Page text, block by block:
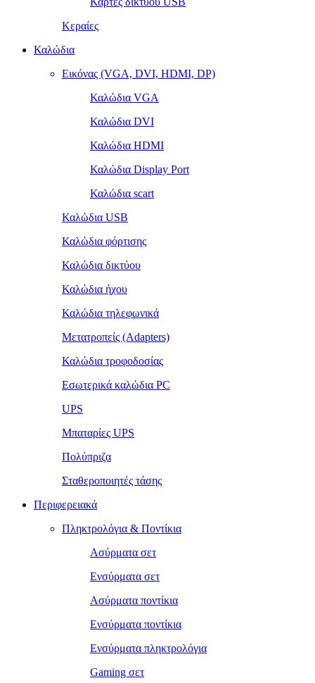
Κεραίες
Καλώδια
Εικόνας (VGA, DVI, HDMI, DP)
Καλώδια VGA
Καλώδια DVI
Καλώδια HDMI
Καλώδια Display Port
Καλώδια scart
Καλώδια USB
Καλώδια φόρτισης
Καλώδια δικτύου
Καλώδια ήχου
Καλώδια τηλεφωνικά
Μετατροπείς (Adapters)
Καλώδια τροφοδοσίας
Εσωτερικά καλώδια PC
UPS
Μπαταρίες UPS
Πολύπριζα
Σταθεροποιητές τάσης
Περιφερειακά
Πληκτρολόγια & Ποντίκια
Ασύρματα σετ
Ενσύρματα σετ
Ασύρματα ποντίκια
Ενσύρματα ποντίκια
Ενσύρματα πληκτρολόγια
Gaming σετ